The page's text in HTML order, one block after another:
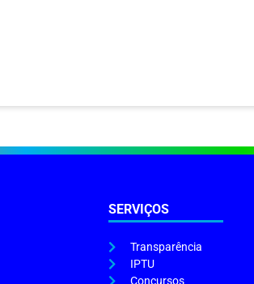
SERVIÇOS
Transparência
IPTU
Concursos